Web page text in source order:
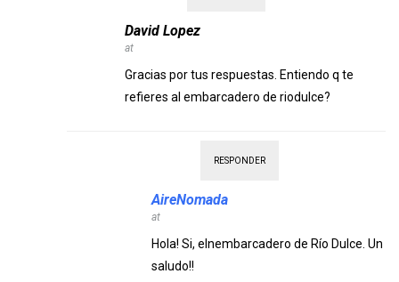
David Lopez
at
Gracias por tus respuestas. Entiendo q te
refieres al embarcadero de riodulce?
RESPONDER
AireNomada
at
Hola! Si, elnembarcadero de Río Dulce. Un
saludo!!